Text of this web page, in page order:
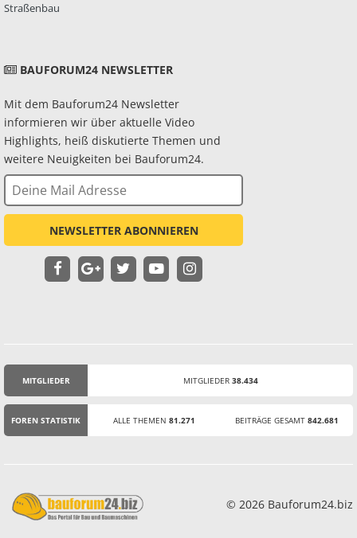
Straßenbau
BAUFORUM24 NEWSLETTER
Mit dem Bauforum24 Newsletter
informieren wir über aktuelle Video
Highlights, heiß diskutierte Themen und
weitere Neuigkeiten bei Bauforum24.
NEWSLETTER ABONNIEREN
MITGLIEDER MITGLIEDER 38.434
FOREN STATISTIK ALLE THEMEN 81.271 BEITRÄGE GESAMT 842.681
© 2026 Bauforum24.biz